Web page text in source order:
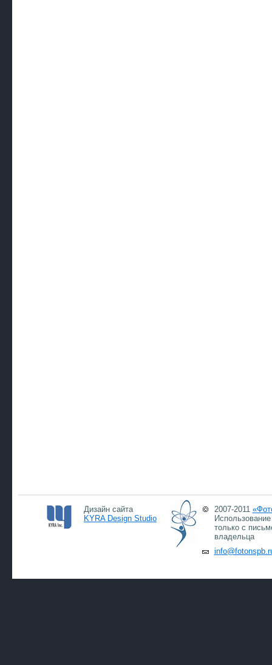
Дизайн сайта
KYRA Design Studio
2007-2011
только с
владельца